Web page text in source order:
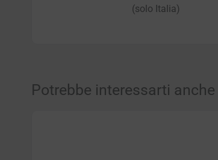
(solo Italia)
Potrebbe interessarti anche